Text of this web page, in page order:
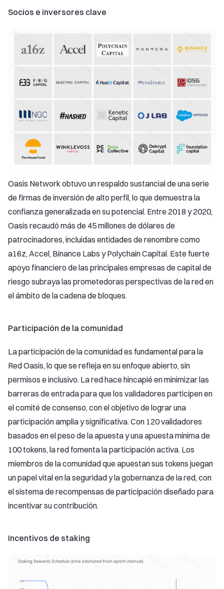
Socios e inversores clave
Oasis Network obtuvo un respaldo sustancial de una serie
de firmas de inversión de alto perfil, lo que demuestra la
confianza generalizada en su potencial. Entre 2018 y 2020,
Oasis recaudó más de 45 millones de dólares de
patrocinadores, incluidas entidades de renombre como
a16z, Accel, Binance Labs y Polychain Capital. Este fuerte
apoyo financiero de las principales empresas de capital de
riesgo subraya las prometedoras perspectivas de la red en
el ámbito de la cadena de bloques.
Participación de la comunidad
La participación de la comunidad es fundamental para la
Red Oasis, lo que se refleja en su enfoque abierto, sin
permisos e inclusivo. La red hace hincapié en minimizar las
barreras de entrada para que los validadores participen en
el comité de consenso, con el objetivo de lograr una
participación amplia y significativa. Con 120 validadores
basados en el peso de la apuesta y una apuesta mínima de
100 tokens, la red fomenta la participación activa. Los
miembros de la comunidad que apuestan sus tokens juegan
un papel vital en la seguridad y la gobernanza de la red, con
el sistema de recompensas de participación diseñado para
incentivar su contribución.
Incentivos de staking